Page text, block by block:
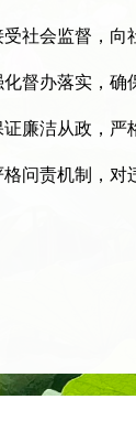
会监督，向社
办落实，确保
洁从政，严格
责机制，对